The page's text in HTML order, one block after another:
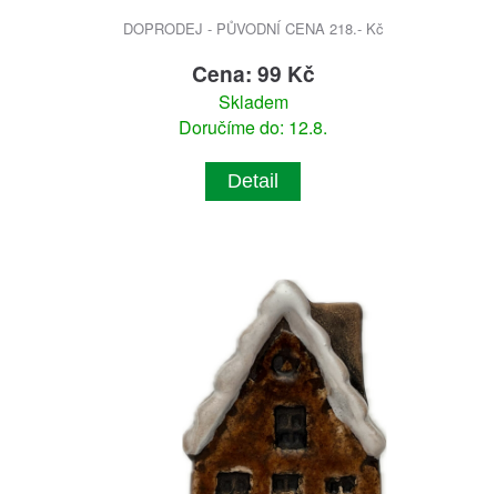
DOPRODEJ - PŮVODNÍ CENA 218.- Kč
Cena: 99 Kč
Skladem
Doručíme do: 12.8.
Detail